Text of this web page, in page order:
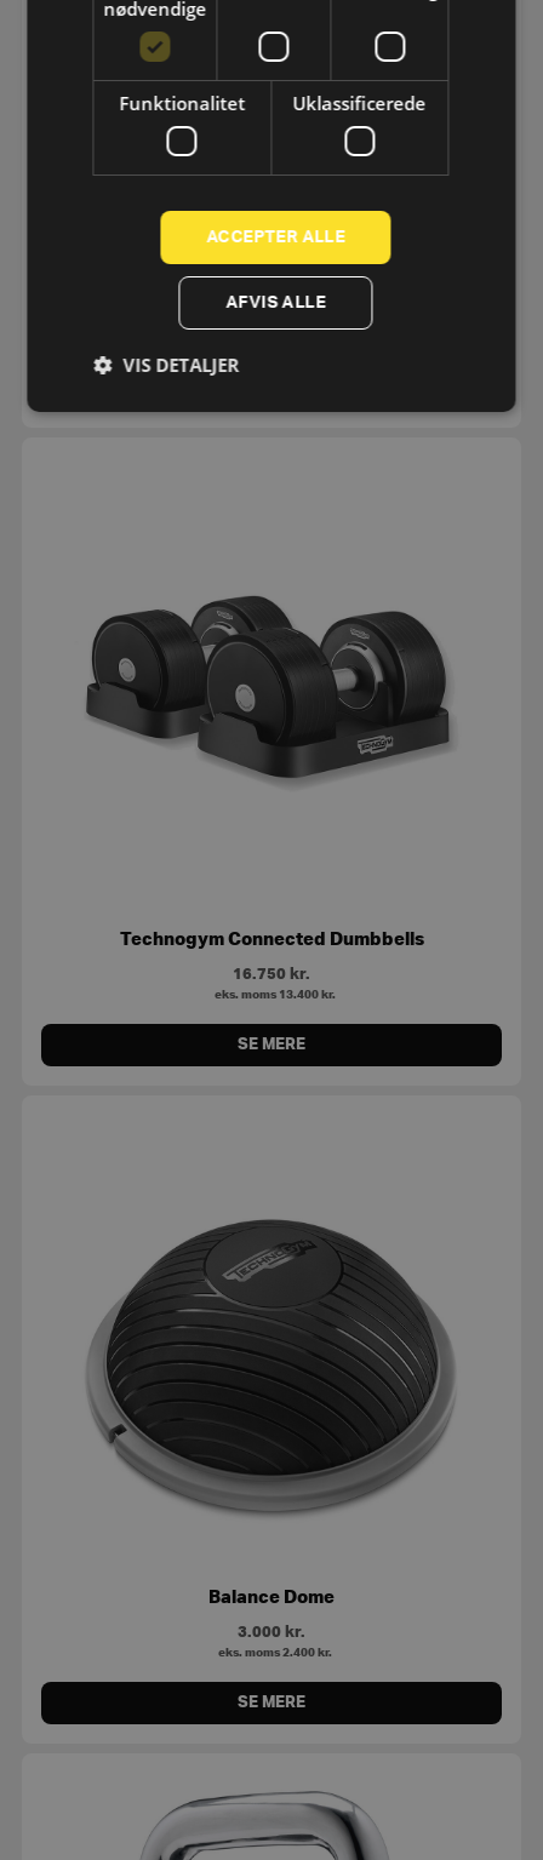
Stand til Connected Dumbbells
Technogym Connected Dumbbells
16.750 kr.
eks. moms 13.400 kr.
SE MERE
Balance Dome
3.000 kr.
eks. moms 2.400 kr.
SE MERE
nødvendige
Funktionalitet Uklassificerede
ACCEPTER ALLE
AFVIS ALLE
VIS DETALJER